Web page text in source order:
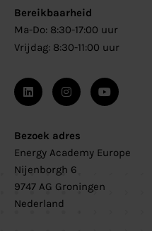
Bereikbaarheid
Ma-Do: 8:30-17:00 uur
Vrijdag: 8:30-11:00 uur
Bezoek adres
Energy Academy Europe
Nijenborgh 6
9747 AG Groningen
Nederland